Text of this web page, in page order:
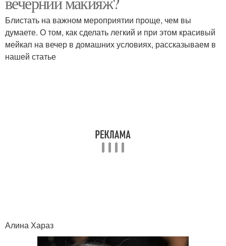
Макияж для зеленых
глаз
Макияж для голубых
глаз
Условия для карих глаз
Макияж для кареглазых
Блистать на важном мероприятии проще, чем вы
думаете. О том, как сделать легкий и при этом красивый
мейкап на вечер в домашних условиях, рассказываем в
нашей статье
Алина Хараз